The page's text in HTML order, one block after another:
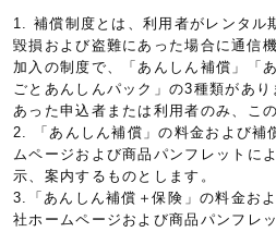
1. 補償制度とは、利用者がレンタル
毀損および盗難にあった場合に通信
加入の制度で、「あんしん補償」「
ごとあんしんパック」の3種類があ
あった申込者または利用者のみ、こ
2. 「あんしん補償」の料金および補
ムページおよび商品パンフレットに
示、案内するものとします。
3.「あんしん補償＋保険」の料金お
社ホームページおよび商品パンフレ